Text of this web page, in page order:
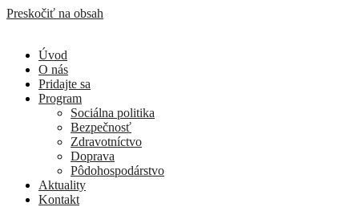
Preskočiť na obsah
Úvod
O nás
Pridajte sa
Program
Sociálna politika
Bezpečnosť
Zdravotníctvo
Doprava
Pôdohospodárstvo
Aktuality
Kontakt